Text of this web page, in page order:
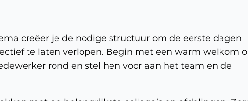
rond en stel hen voor aan het team en de
met de belangrijkste collega’s en afdelingen. Zorg
alle benodigde informatie ontvangt, zoals toegang tot
Een goed begin is het halve werk.
tijd om te wennen en vragen te stellen.